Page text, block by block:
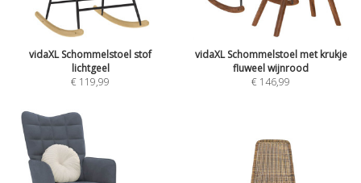
vidaXL Schommelstoel stof
lichtgeel
€ 119,99
vidaXL Schommelstoel met krukje
fluweel wijnrood
€ 146,99